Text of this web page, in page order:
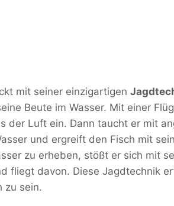
mit seiner einzigartigen
Beute im Wasser. Mit einer
der Luft ein. Dann taucht er mit
und ergreift den Fisch mit
zu erheben, stößt er sich mit
fliegt davon. Diese Jagdtechnik
zu sein.